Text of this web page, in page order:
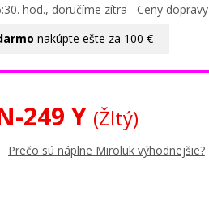
hod., doručíme zítra Ceny dopravy
nakúpte ešte za 100 €
249 Y (Žltý)
Prečo sú náplne Miroluk výhodnejšie?